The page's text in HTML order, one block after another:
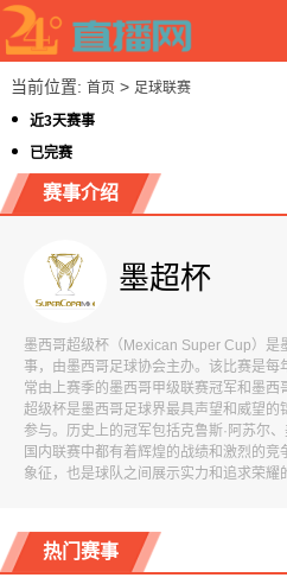
当前位置: 首页> 足球联赛
近3天赛事
已完赛
赛事介绍
墨超杯
墨西哥超级杯（Mexican Super Cup）是
事，由墨西哥足球协会主办。该比赛是
常由上赛季的墨西哥甲级联赛冠军和墨
超级杯是墨西哥足球界最具声望和威望的
参与。历史上的冠军包括克鲁斯·阿苏尔
国内联赛中都有着辉煌的战绩和激烈的
象征，也是球队之间展示实力和追求荣耀
热门赛事